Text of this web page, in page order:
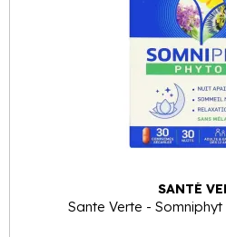
SANTÉ
Sante Verte -